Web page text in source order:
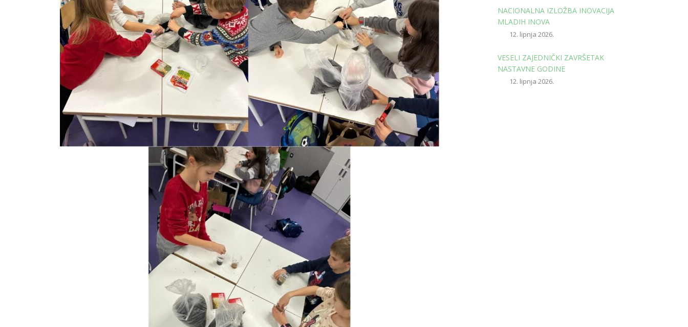
NACIONALNA IZLOŽBA INOVACIJA
MLADIH INOVA
12. lipnja 2026.
VESELI ZAJEDNIČKI ZAVRŠETAK
NASTAVNE GODINE
12. lipnja 2026.